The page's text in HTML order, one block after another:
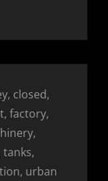
closed,
factory,
urban